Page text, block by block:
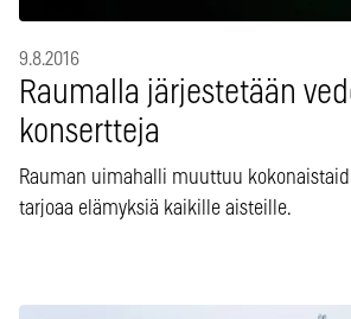
9.8.2016
Raumalla järjestetään
konsertteja
Rauman uimahalli muuttuu
tarjoaa elämyksiä kaikille aisteille.